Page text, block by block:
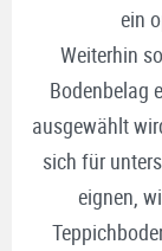
ein
Weiterhin
Bodenbelag
ausgewählt
sich für
eignen,